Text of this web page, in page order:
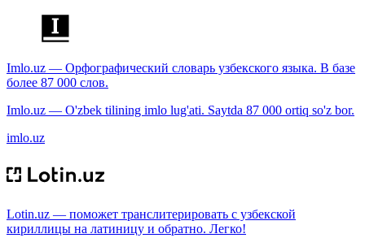
Imlo.uz — Орфографический словарь узбекского языка. В базе
более 87 000 слов.
Imlo.uz — O'zbek tilining imlo lug'ati. Saytda 87 000 ortiq so'z bor.
imlo.uz
Lotin.uz — поможет транслитерировать с узбекской
кириллицы на латиницу и обратно. Легко!